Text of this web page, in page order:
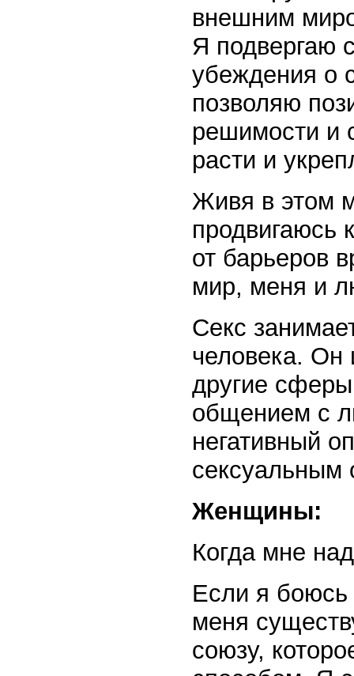
внешним
Я подвергаю
убеждения о
позволяю
решимости и
расти и
Живя в этом
продвигаюсь
от барьеров
мир, меня и
Секс
человека. Он
другие
общением с
негативный
Женщины:
Когда мне
Если я боюсь
меня
союзу,